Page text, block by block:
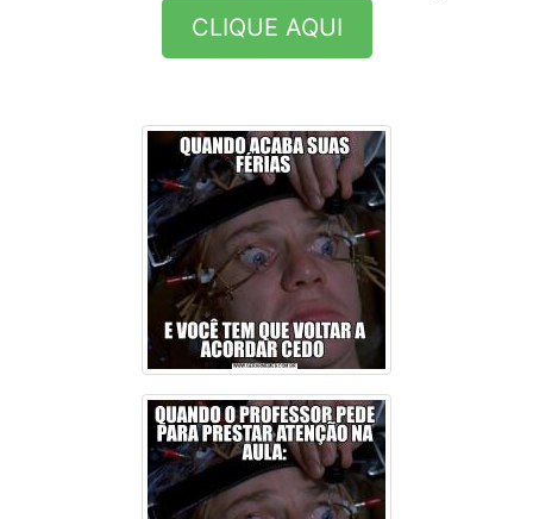
CLIQUE AQUI